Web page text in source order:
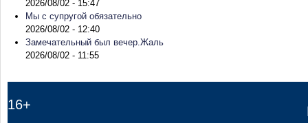
2026/08/02 - 15:47
Мы с супругой обязательно
2026/08/02 - 12:40
Замечательный был вечер.Жаль
2026/08/02 - 11:55
16+